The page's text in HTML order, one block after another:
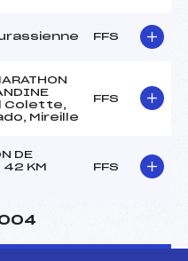
FFS
Colette,
Mireille
FFS
DE
42 KM
FFS